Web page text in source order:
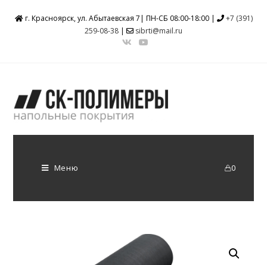
г. Красноярск, ул. Абытаевская 7| ПН-СБ 08:00-18:00 |
+7 (391)
259-08-38 | sibrti@mail.ru
0
Меню